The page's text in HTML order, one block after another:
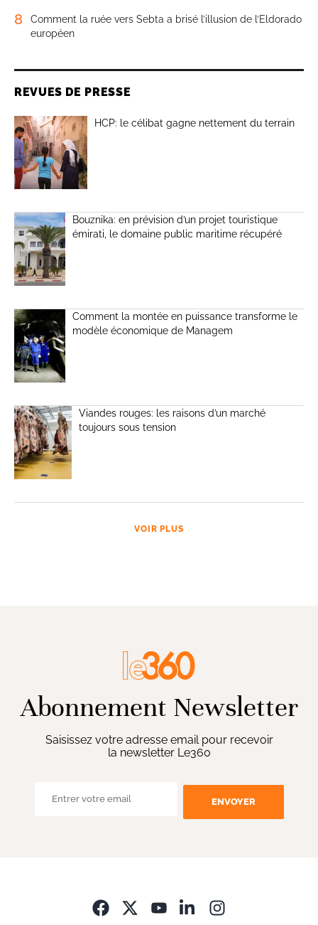
8
Comment la ruée vers Sebta a brisé l’illusion de l’Eldorado
européen
REVUES DE PRESSE
HCP: le célibat gagne nettement du terrain
Bouznika: en prévision d’un projet touristique
émirati, le domaine public maritime récupéré
Comment la montée en puissance transforme le
modèle économique de Managem
Viandes rouges: les raisons d’un marché
toujours sous tension
VOIR PLUS
Abonnement Newsletter
Saisissez votre adresse email pour recevoir
la newsletter Le360
ENVOYER